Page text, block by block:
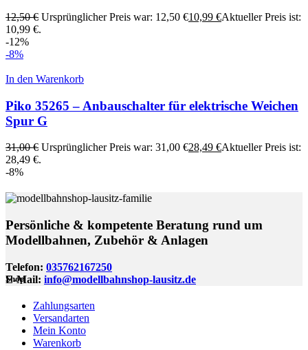
12,50€ Ursprünglicher Preis war: 12,50 €10,99 €Aktueller Preis ist:
10,99 €.
-12%
-8%
In den Warenkorb
Piko 35265 – Anbauschalter für elektrische Weichen
Spur G
31,00€ Ursprünglicher Preis war: 31,00 €28,49 €Aktueller Preis ist:
28,49 €.
-8%
Persönliche & kompetente Beratung rund um
Modellbahnen, Zubehör & Anlagen
Telefon: 035762167250
E-Mail: info@modellbahnshop-lausitz.de
Shop
Zahlungsarten
Versandarten
Mein Konto
Warenkorb